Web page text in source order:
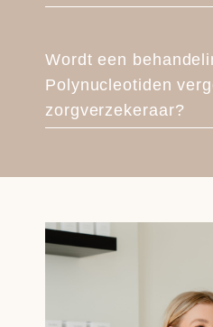
Wordt een
Polynucleotiden
zorgverzekeraar?